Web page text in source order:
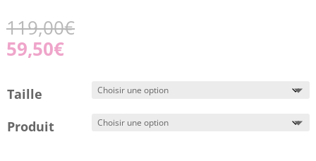
119,00€
59,50€
Taille
Produit